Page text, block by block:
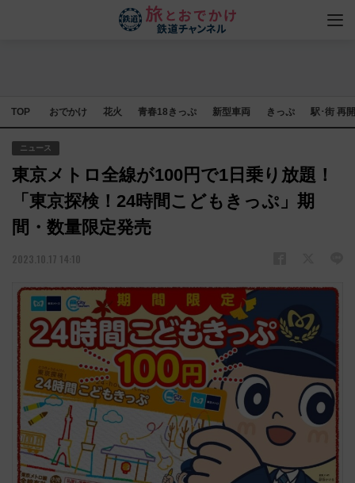
TOP おでかけ 花火 青春18きっぷ 新型車両 きっぷ 駅･街 再
ニュース
東京メトロ全線が100円で1日乗り放題！
「東京探検！24時間こどもきっぷ」期
間・数量限定発売
2023.10.17 14:10